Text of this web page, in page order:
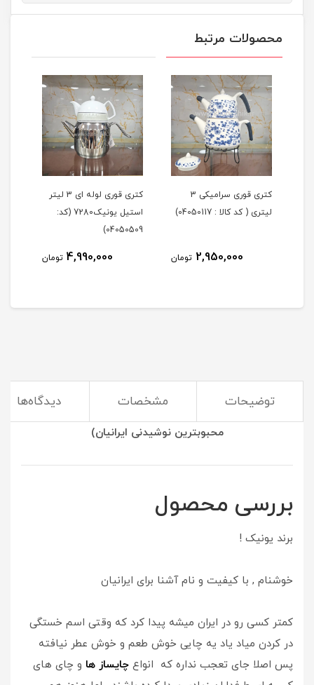
محصولات مرتبط
کتری قوری سرامیکی 3
لیتری ( کد کالا : 04050117)
2,950,000 تومان
کتری قوری لوله ای 3 لیتر
استیل یونیک7280 (کد:
04050509)
4,990,000 تومان
توضیحات مشخصات دیدگاه‌ها
(استفاده از کتری و قوری بهترین راه برای درست کردن
محبوبترین نوشیدنی ایرانیان)
بررسی محصول
برند یونیک !
خوشنام , با کیفیت و نام آشنا برای ایرانیان
کمتر کسی رو در ایران میشه پیدا کرد که وقتی اسم خستگی
در کردن میاد یاد یه چایی خوش طعم و خوش عطر نیافته
پس اصلا جای تعجب نداره که انواع چایساز ها و چای های